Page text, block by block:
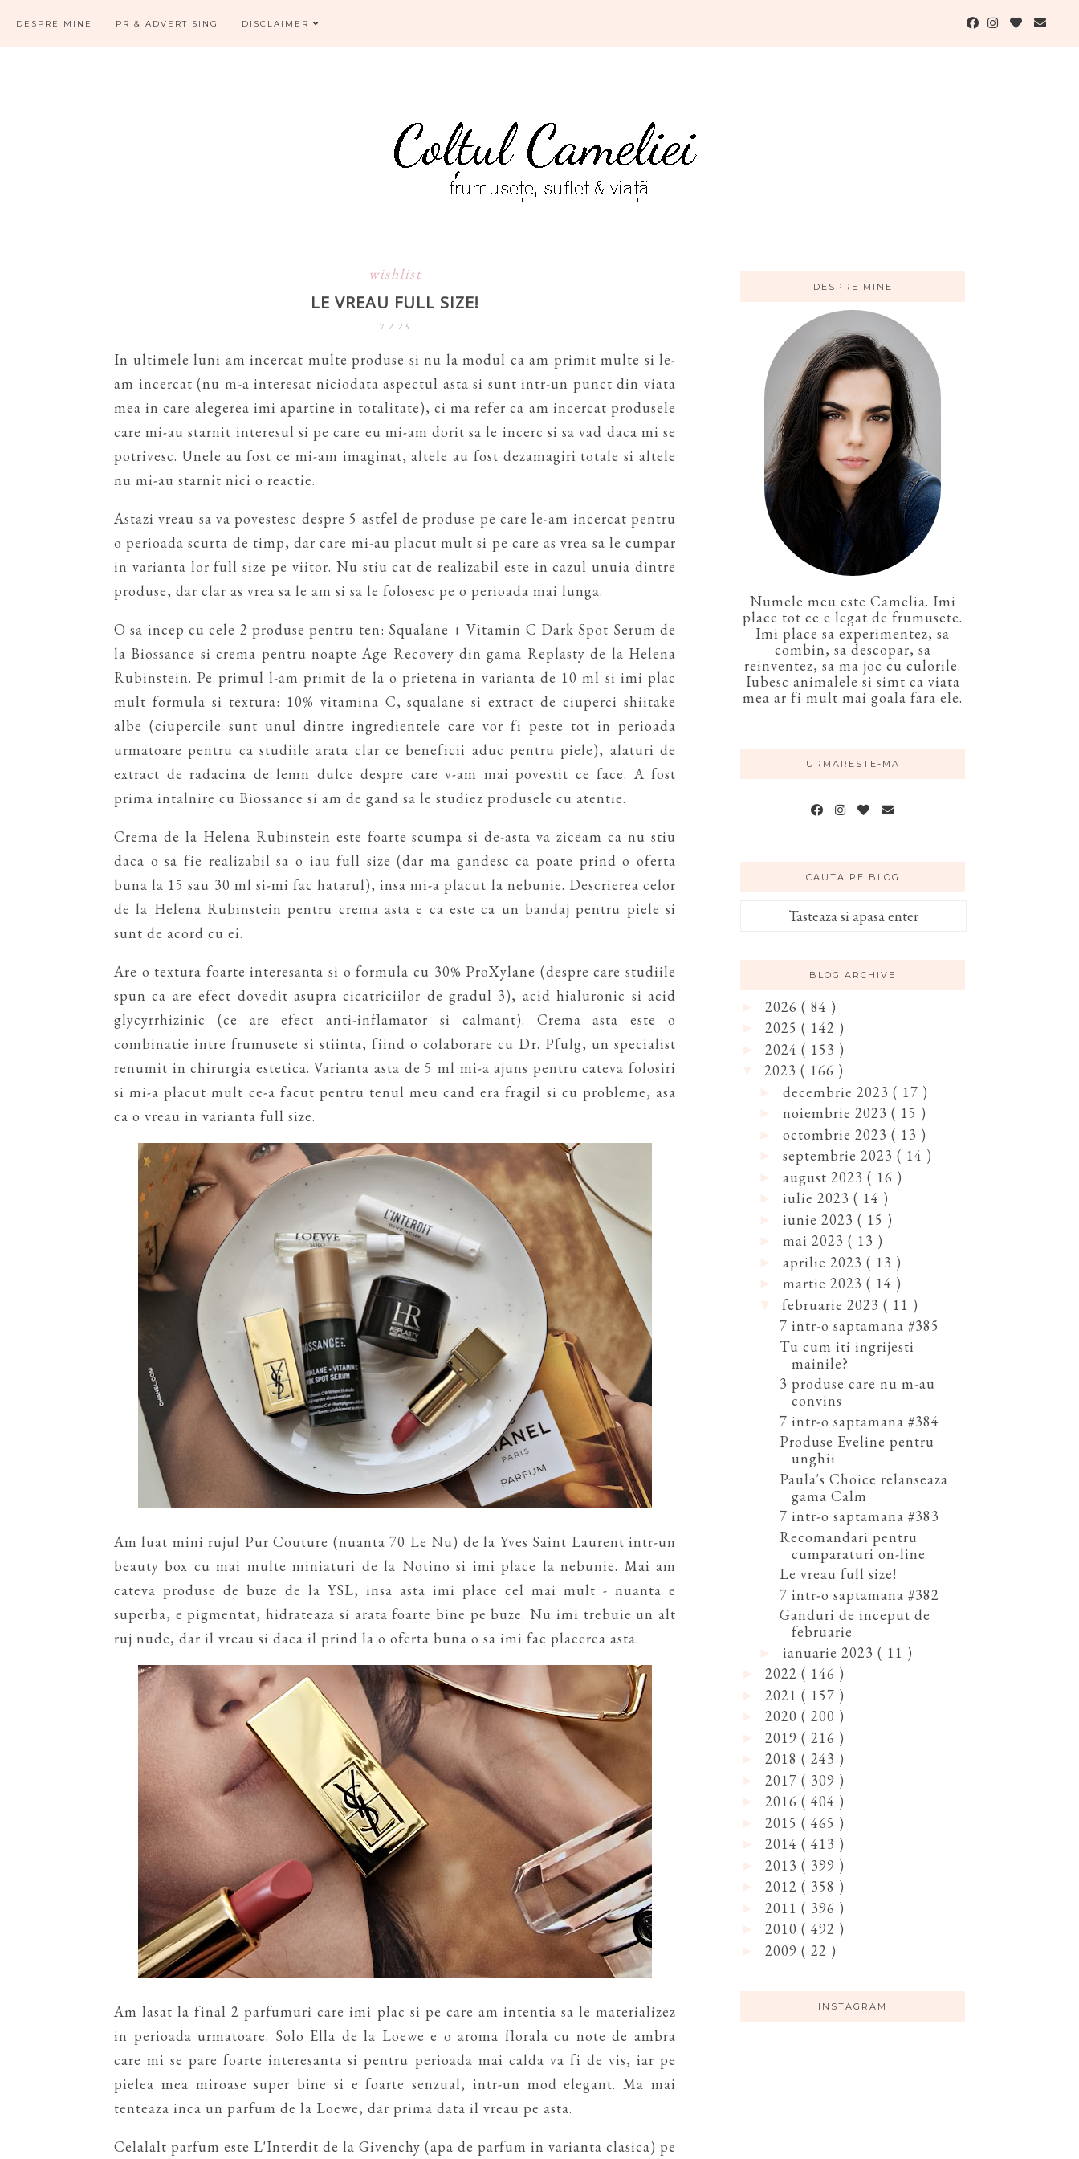
DESPRE MINE PR & ADVERTISING DISCLAIMER
wishlist
LE VREAU FULL SIZE!
7.2.23
In ultimele luni am incercat multe produse si nu la modul ca am primit multe si le-
am incercat (nu m-a interesat niciodata aspectul asta si sunt intr-un punct din viata
mea in care alegerea imi apartine in totalitate), ci ma refer ca am incercat produsele
care mi-au starnit interesul si pe care eu mi-am dorit sa le incerc si sa vad daca mi se
potrivesc. Unele au fost ce mi-am imaginat, altele au fost dezamagiri totale si altele
nu mi-au starnit nici o reactie.
Astazi vreau sa va povestesc despre 5 astfel de produse pe care le-am incercat pentru
o perioada scurta de timp, dar care mi-au placut mult si pe care as vrea sa le cumpar
in varianta lor full size pe viitor. Nu stiu cat de realizabil este in cazul unuia dintre
produse, dar clar as vrea sa le am si sa le folosesc pe o perioada mai lunga.
O sa incep cu cele 2 produse pentru ten: Squalane + Vitamin C Dark Spot Serum de
la Biossance si crema pentru noapte Age Recovery din gama Replasty de la Helena
Rubinstein. Pe primul l-am primit de la o prietena in varianta de 10 ml si imi plac
mult formula si textura: 10% vitamina C, squalane si extract de ciuperci shiitake
albe (ciupercile sunt unul dintre ingredientele care vor fi peste tot in perioada
urmatoare pentru ca studiile arata clar ce beneficii aduc pentru piele), alaturi de
extract de radacina de lemn dulce despre care v-am mai povestit ce face. A fost
prima intalnire cu Biossance si am de gand sa le studiez produsele cu atentie.
Crema de la Helena Rubinstein este foarte scumpa si de-asta va ziceam ca nu stiu
daca o sa fie realizabil sa o iau full size (dar ma gandesc ca poate prind o oferta
buna la 15 sau 30 ml si-mi fac hatarul), insa mi-a placut la nebunie. Descrierea celor
de la Helena Rubinstein pentru crema asta e ca este ca un bandaj pentru piele si
sunt de acord cu ei.
Are o textura foarte interesanta si o formula cu 30% ProXylane (despre care studiile
spun ca are efect dovedit asupra cicatriciilor de gradul 3), acid hialuronic si acid
glycyrrhizinic (ce are efect anti-inflamator si calmant). Crema asta este o
combinatie intre frumusete si stiinta, fiind o colaborare cu Dr. Pfulg, un specialist
renumit in chirurgia estetica. Varianta asta de 5 ml mi-a ajuns pentru cateva folosiri
si mi-a placut mult ce-a facut pentru tenul meu cand era fragil si cu probleme, asa
ca o vreau in varianta full size.
Am luat mini rujul Pur Couture (nuanta 70 Le Nu) de la Yves Saint Laurent intr-un
beauty box cu mai multe miniaturi de la Notino si imi place la nebunie. Mai am
cateva produse de buze de la YSL, insa asta imi place cel mai mult - nuanta e
superba, e pigmentat, hidrateaza si arata foarte bine pe buze. Nu imi trebuie un alt
ruj nude, dar il vreau si daca il prind la o oferta buna o sa imi fac placerea asta.
Am lasat la final 2 parfumuri care imi plac si pe care am intentia sa le materializez
in perioada urmatoare. Solo Ella de la Loewe e o aroma florala cu note de ambra
care mi se pare foarte interesanta si pentru perioada mai calda va fi de vis, iar pe
pielea mea miroase super bine si e foarte senzual, intr-un mod elegant. Ma mai
tenteaza inca un parfum de la Loewe, dar prima data il vreau pe asta.
Celalalt parfum este L'Interdit de la Givenchy (apa de parfum in varianta clasica) pe
DESPRE MINE
Numele meu este Camelia. Imi
place tot ce e legat de frumusete.
Imi place sa experimentez, sa
combin, sa descopar, sa
reinventez, sa ma joc cu culorile.
Iubesc animalele si simt ca viata
mea ar fi mult mai goala fara ele.
URMARESTE-MA
CAUTA PE BLOG
BLOG ARCHIVE
2026 ( 84 )
2025 ( 142 )
2024 ( 153 )
2023 ( 166 )
decembrie 2023 ( 17 )
noiembrie 2023 ( 15 )
octombrie 2023 ( 13 )
septembrie 2023 ( 14 )
august 2023 ( 16 )
iulie 2023 ( 14 )
iunie 2023 ( 15 )
mai 2023 ( 13 )
aprilie 2023 ( 13 )
martie 2023 ( 14 )
februarie 2023 ( 11 )
7 intr-o saptamana #385
Tu cum iti ingrijesti
mainile?
3 produse care nu m-au
convins
7 intr-o saptamana #384
Produse Eveline pentru
unghii
Paula's Choice relanseaza
gama Calm
7 intr-o saptamana #383
Recomandari pentru
cumparaturi on-line
Le vreau full size!
7 intr-o saptamana #382
Ganduri de inceput de
februarie
ianuarie 2023 ( 11 )
2022 ( 146 )
2021 ( 157 )
2020 ( 200 )
2019 ( 216 )
2018 ( 243 )
2017 ( 309 )
2016 ( 404 )
2015 ( 465 )
2014 ( 413 )
2013 ( 399 )
2012 ( 358 )
2011 ( 396 )
2010 ( 492 )
2009 ( 22 )
INSTAGRAM